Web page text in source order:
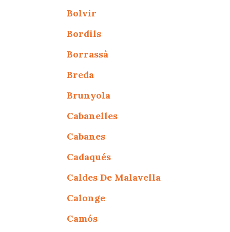
Bolvir
Bordils
Borrassà
Breda
Brunyola
Cabanelles
Cabanes
Cadaqués
Caldes De Malavella
Calonge
Camós